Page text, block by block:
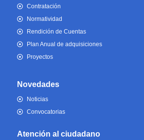
Contratación
Normatividad
Rendición de Cuentas
Plan Anual de adquisiciones
Proyectos
Novedades
Noticias
Convocatorias
Atención al ciudadano